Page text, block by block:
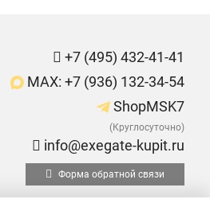
+7 (495) 432-41-41
MAX: +7 (936) 132-34-54
ShopMSK7
(Круглосуточно)
info@exegate-kupit.ru
Форма обратной связи